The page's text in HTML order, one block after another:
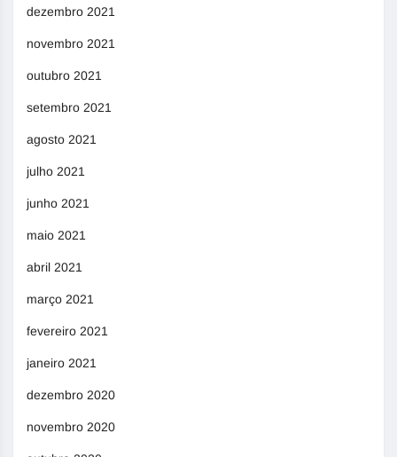
dezembro 2021
novembro 2021
outubro 2021
setembro 2021
agosto 2021
julho 2021
junho 2021
maio 2021
abril 2021
março 2021
fevereiro 2021
janeiro 2021
dezembro 2020
novembro 2020